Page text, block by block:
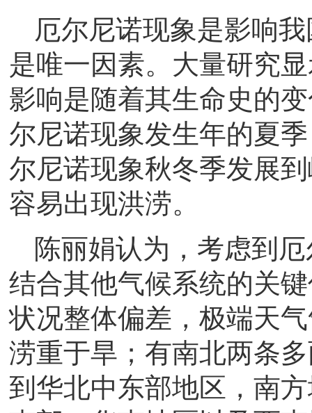
厄尔尼诺现象是影响
是唯一因素。大量研究
影响是随着其生命史的
尔尼诺现象发生年的夏
尔尼诺现象秋冬季发展
容易出现洪涝。
陈丽娟认为，考虑到
结合其他气候系统的关
状况整体偏差，极端天
涝重于旱；有南北两条
到华北中东部地区，南